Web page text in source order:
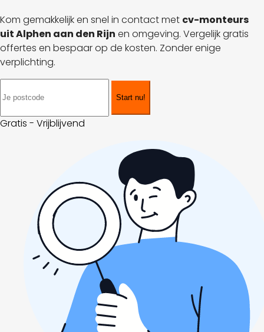
Kom gemakkelijk en snel in contact met cv-monteurs
uit Alphen aan den Rijn en omgeving. Vergelijk gratis
offertes en bespaar op de kosten. Zonder enige
verplichting.
Start nu!
Gratis - Vrijblijvend